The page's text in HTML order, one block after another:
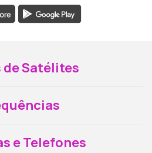
de Satélites
e Telefones